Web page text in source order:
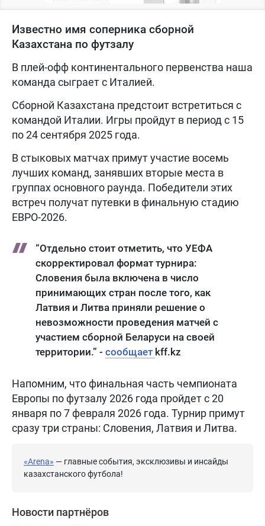
Известно имя соперника сборной
Казахстана по футзалу
В плей-офф континентального первенства наша
команда сыграет с Италией.
Сборной Казахстана предстоит встретиться с
командой Италии. Игры пройдут в период с 15
по 24 сентября 2025 года.
В стыковых матчах примут участие восемь
лучших команд, занявших вторые места в
группах основного раунда. Победители этих
встреч получат путевки в финальную стадию
ЕВРО-2026.
“Отдельно стоит отметить, что УЕФА
скорректировал формат турнира:
Словения была включена в число
принимающих стран после того, как
Латвия и Литва приняли решение о
невозможности проведения матчей с
участием сборной Беларуси на своей
территории.” - сообщает kff.kz
Напомним, что финальная часть чемпионата
Европы по футзалу 2026 года пройдет с 20
января по 7 февраля 2026 года. Турнир примут
сразу три страны: Словения, Латвия и Литва.
«Arena» — главные события, эксклюзивы и инсайды
казахстанского футбола!